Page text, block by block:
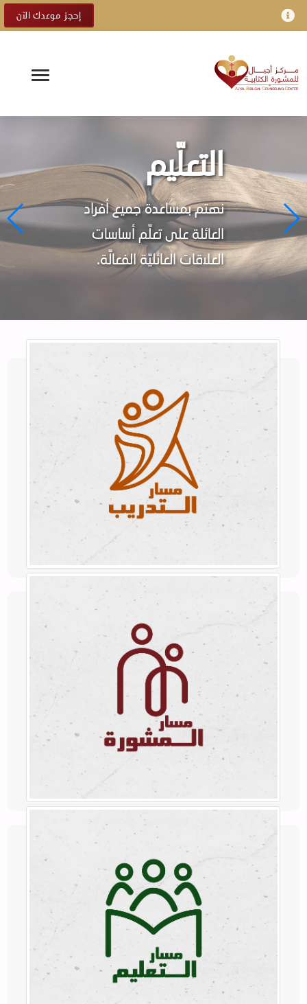
إحجز موعدك الآن
التعلّيم
نهتم بمساعدة جميع أفراد
العائلة على تعلّم أساسات
العلاقات العائليّة الفعالّة.
التدريب
إذا كنت تبحث عن تدريب في خدمة المشورة.
للمزيد!
المشورة
إذا كنت بحاجة إلى مشورة بشأن أمورك الشخصية أو العائلية، نحن
هنا لدعمك.
للمزيد!
التعلّيم
إذا كنت بحاجة لتعلّم المبادئ الصحيحة لعلاقاتك العائلية.